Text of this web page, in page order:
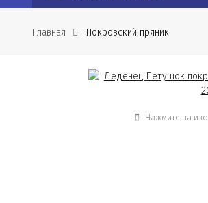
Главная Покровский пряник
Нажмите на